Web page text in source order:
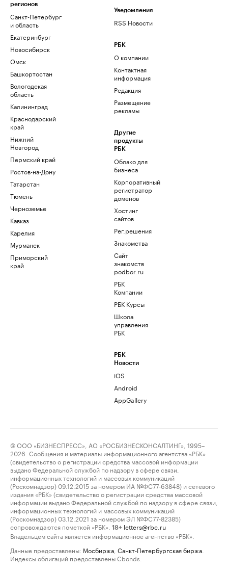
регионов
Санкт-Петербург
и область
Екатеринбург
Новосибирск
Омск
Башкортостан
Вологодская
область
Калининград
Краснодарский
край
Нижний
Новгород
Пермский край
Ростов-на-Дону
Татарстан
Тюмень
Черноземье
Кавказ
Карелия
Мурманск
Приморский
край
Уведомления
RSS Новости
РБК
О компании
Контактная
информация
Редакция
Размещение
рекламы
Другие
продукты
РБК
Облако для
бизнеса
Корпоративный
регистратор
доменов
Хостинг
сайтов
Рег.решения
Знакомства
Сайт
знакомств
podbor.ru
РБК
Компании
РБК Курсы
Школа
управления
РБК
РБК
Новости
iOS
Android
AppGallery
© ООО «БИЗНЕСПРЕСС», АО «РОСБИЗНЕСКОНСАЛТИНГ», 1995–
2026. Сообщения и материалы информационного агентства «РБК»
(свидетельство о регистрации средства массовой информации
выдано Федеральной службой по надзору в сфере связи,
информационных технологий и массовых коммуникаций
(Роскомнадзор) 09.12.2015 за номером ИА №ФС77-63848) и сетевого
издания «РБК» (свидетельство о регистрации средства массовой
информации выдано Федеральной службой по надзору в сфере связи,
информационных технологий и массовых коммуникаций
(Роскомнадзор) 03.12.2021 за номером ЭЛ №ФС77-82385)
сопровождаются пометкой «РБК».
18+ letters@rbc.ru
Владельцем сайта является информационное агентство «РБК».
Данные предоставлены: Мосбиржа Санкт-Петербургская биржа
Индексы облигаций предоставлены Cbonds.